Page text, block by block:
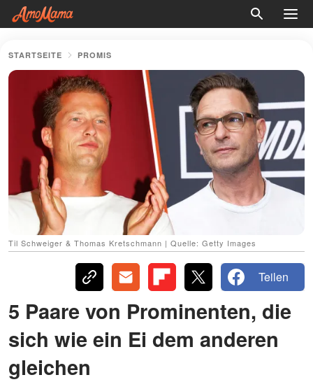
STARTSEITE PROMIS
Til Schweiger & Thomas Kretschmann | Quelle: Getty Images
Teilen
5 Paare von Prominenten, die
sich wie ein Ei dem anderen
gleichen